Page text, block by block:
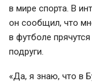
в мире спорта. В
он сообщил, что
в футболе
подруги.
«Да, я знаю, что в